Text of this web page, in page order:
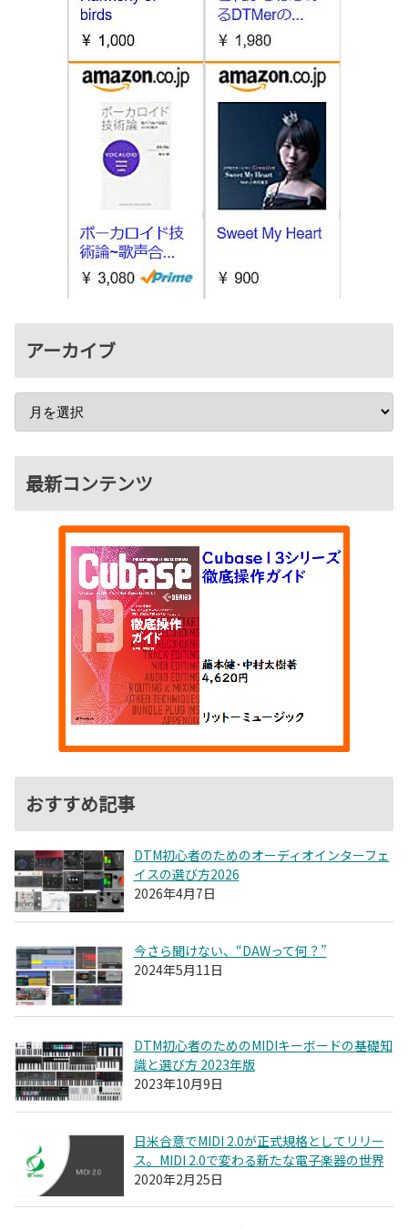
アーカイブ
最新コンテンツ
おすすめ記事
DTM初心者のためのオーディオインターフェ
イスの選び方2026
2026年4月7日
今さら聞けない、“DAWって何？”
2024年5月11日
DTM初心者のためのMIDIキーボードの基礎知
識と選び方 2023年版
2023年10月9日
日米合意でMIDI 2.0が正式規格としてリリー
ス。MIDI 2.0で変わる新たな電子楽器の世界
2020年2月25日